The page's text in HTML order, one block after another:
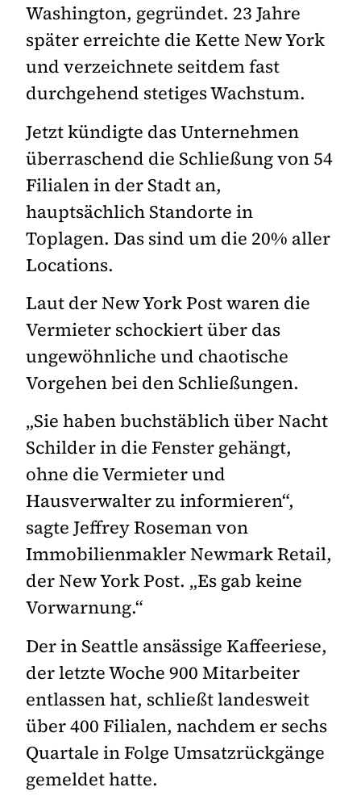
Washington, gegründet. 23 Jahre
später erreichte die Kette New York
und verzeichnete seitdem fast
durchgehend stetiges Wachstum.
Jetzt kündigte das Unternehmen
überraschend die Schließung von 54
Filialen in der Stadt an,
hauptsächlich Standorte in
Toplagen. Das sind um die 20% aller
Locations.
Laut der New York Post waren die
Vermieter schockiert über das
ungewöhnliche und chaotische
Vorgehen bei den Schließungen.
„Sie haben buchstäblich über Nacht
Schilder in die Fenster gehängt,
ohne die Vermieter und
Hausverwalter zu informieren“,
sagte Jeffrey Roseman von
Immobilienmakler Newmark Retail,
der New York Post. „Es gab keine
Vorwarnung.“
Der in Seattle ansässige Kaffeeriese,
der letzte Woche 900 Mitarbeiter
entlassen hat, schließt landesweit
über 400 Filialen, nachdem er sechs
Quartale in Folge Umsatzrückgänge
gemeldet hatte.